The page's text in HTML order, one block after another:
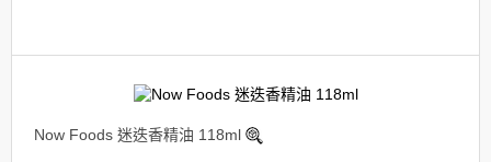
Now Foods 迷迭香精油 118ml